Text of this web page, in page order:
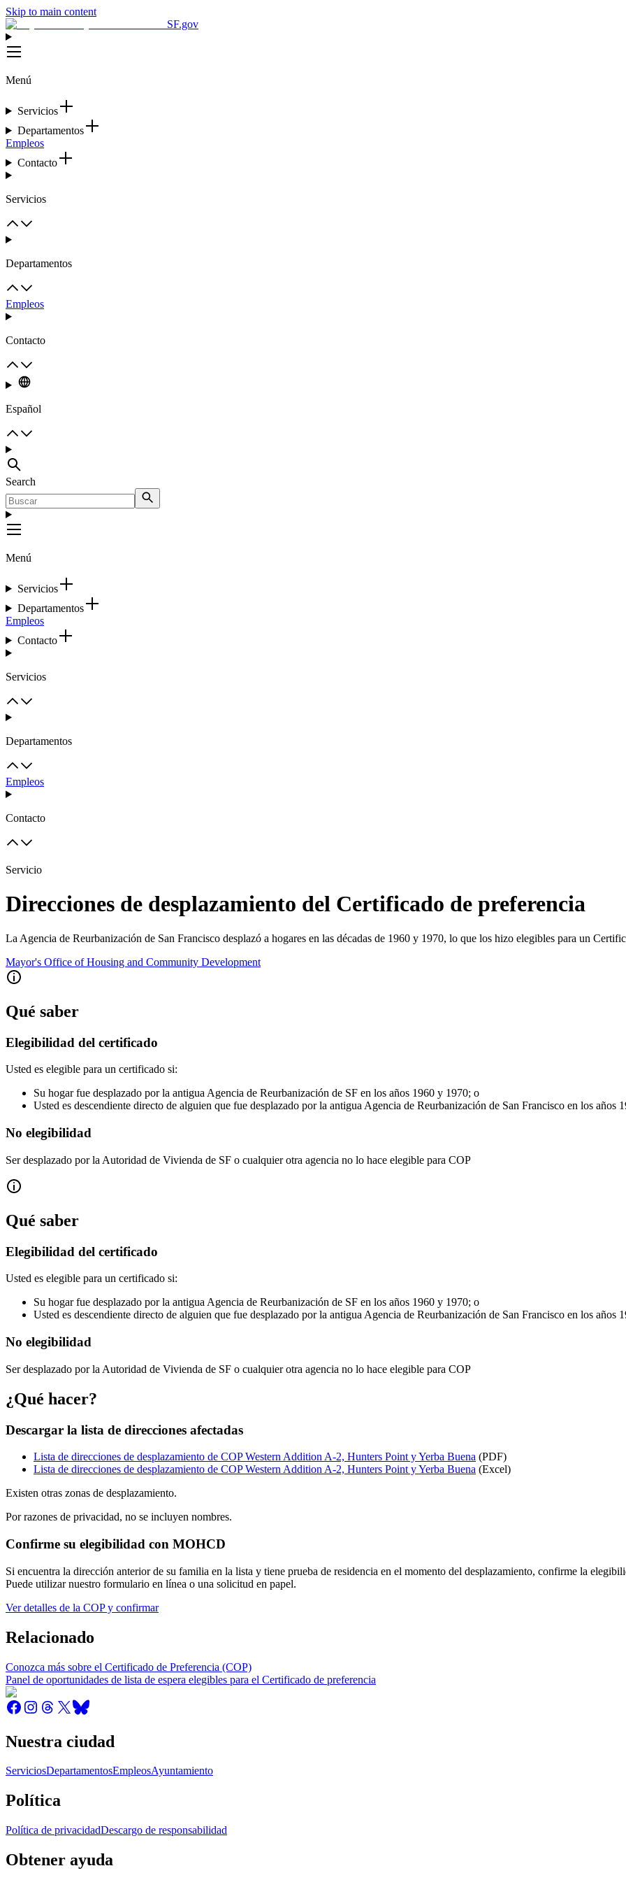
Skip to main content
SF.gov
Menú
Servicios
Departamentos
Empleos
Contacto
Servicios
Departamentos
Empleos
Contacto
Español
Search
Menú
Servicios
Departamentos
Empleos
Contacto
Servicios
Departamentos
Empleos
Contacto
Servicio
Direcciones de desplazamiento del Certificado de preferencia
La Agencia de Reurbanización de San Francisco desplazó a hogares en las décadas de 1960 y 1970, lo que los hizo elegibles para un
Mayor's Office of Housing and Community Development
Qué saber
Elegibilidad del certificado
Usted es elegible para un certificado si:
Su hogar fue desplazado por la antigua Agencia de Reurbanización de SF en los años 1960 y 1970; o
Usted es descendiente directo de alguien que fue desplazado por la antigua Agencia de Reurbanización de San Francisco en los años
No elegibilidad
Ser desplazado por la Autoridad de Vivienda de SF o cualquier otra agencia no lo hace elegible para COP
Qué saber
Elegibilidad del certificado
Usted es elegible para un certificado si:
Su hogar fue desplazado por la antigua Agencia de Reurbanización de SF en los años 1960 y 1970; o
Usted es descendiente directo de alguien que fue desplazado por la antigua Agencia de Reurbanización de San Francisco en los años
No elegibilidad
Ser desplazado por la Autoridad de Vivienda de SF o cualquier otra agencia no lo hace elegible para COP
¿Qué hacer?
Descargar la lista de direcciones afectadas
Lista de direcciones de desplazamiento de COP Western Addition A-2, Hunters Point y Yerba Buena (PDF)
Lista de direcciones de desplazamiento de COP Western Addition A-2, Hunters Point y Yerba Buena (Excel)
Existen otras zonas de desplazamiento.
Por razones de privacidad, no se incluyen nombres.
Confirme su elegibilidad con MOHCD
Si encuentra la dirección anterior de su familia en la lista y tiene prueba de residencia en el momento del desplazamiento, confirme la
Puede utilizar nuestro formulario en línea o una solicitud en papel.
Ver detalles de la COP y confirmar
Relacionado
Conozca más sobre el Certificado de Preferencia (COP)
Panel de oportunidades de lista de espera elegibles para el Certificado de preferencia
Nuestra ciudad
ServiciosDepartamentosEmpleosAyuntamiento
Política
Política de privacidadDescargo de responsabilidad
Obtener ayuda